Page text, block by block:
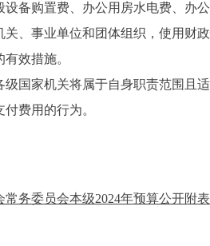
备购置费、办公用房水电费、办
事业单位和团体组织，使用财政
效措施。
家机关将属于自身职责范围且适
费用的行为。
务委员会本级2024年预算公开附表